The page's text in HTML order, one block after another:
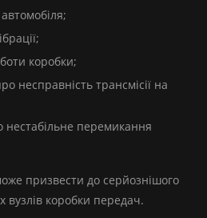
коробки;
несправність трансмісії на
нестабільне перемикання
призвести до серйознішого
вузлів коробки передач.